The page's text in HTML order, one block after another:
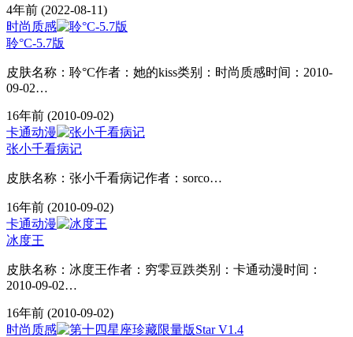
4年前 (2022-08-11)
时尚质感
聆°C-5.7版
皮肤名称：聆°C作者：她的kiss类别：时尚质感时间：2010-
09-02…
16年前 (2010-09-02)
卡通动漫
张小千看病记
皮肤名称：张小千看病记作者：sorco…
16年前 (2010-09-02)
卡通动漫
冰度王
皮肤名称：冰度王作者：穷零豆跌类别：卡通动漫时间：
2010-09-02…
16年前 (2010-09-02)
时尚质感